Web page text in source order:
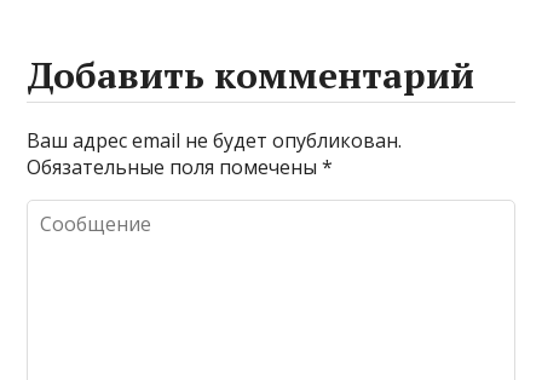
Добавить комментарий
Ваш адрес email не будет опубликован.
Обязательные поля помечены*